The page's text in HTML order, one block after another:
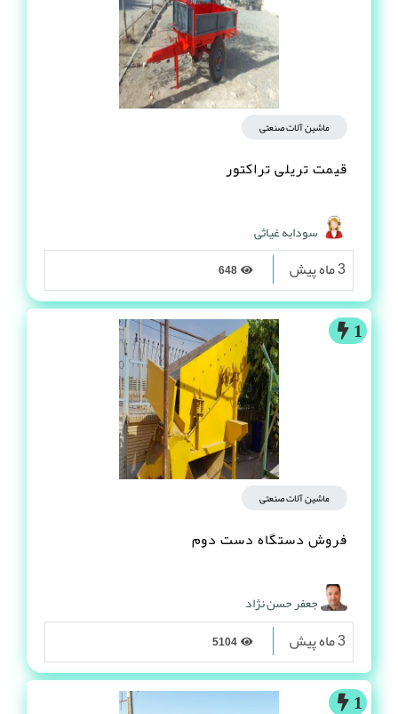
ماشین آلات صنعتی
قیمت تریلی تراکتور
سودابه غیاثی
3 ماه پیش
1
ماشین آلات صنعتی
فروش دستگاه دست دوم
جعفر حسن نژاد
3 ماه پیش
1